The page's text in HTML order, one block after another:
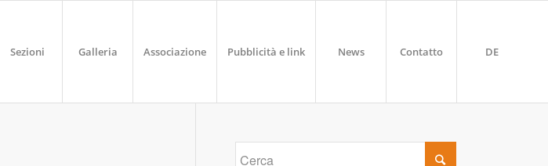
Sezioni Galleria Associazione Pubblicità e link News Contatto DE